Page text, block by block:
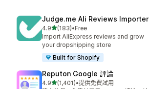
Judge.me Ali Reviews Importer
4.9滿分 5 顆星
(183)
共有 183 則評價
•Free
Import AliExpress reviews and grow
your dropshipping store
Built for Shopify
Reputon Google 評論
4.9滿分 5 顆星
(1,401)
共有 1401 則評價
•提供免費試用